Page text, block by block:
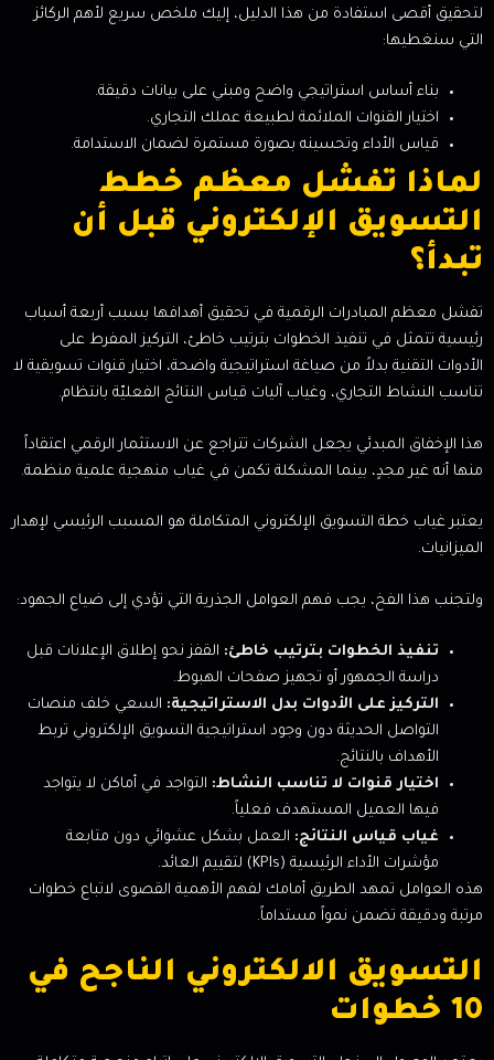
لتحقيق أقصى استفادة من هذا الدليل، إليك ملخص سريع لأهم الركائز
التي سنغطيها:
بناء أساس استراتيجي واضح ومبني على بيانات دقيقة.
اختيار القنوات الملائمة لطبيعة عملك التجاري.
قياس الأداء وتحسينه بصورة مستمرة لضمان الاستدامة.
لماذا تفشل معظم خطط
التسويق الإلكتروني قبل أن
تبدأ؟
تفشل معظم المبادرات الرقمية في تحقيق أهدافها بسبب أربعة أسباب
رئيسية تتمثل في تنفيذ الخطوات بترتيب خاطئ، التركيز المفرط على
الأدوات التقنية بدلاً من صياغة استراتيجية واضحة، اختيار قنوات تسويقية لا
تناسب النشاط التجاري، وغياب آليات قياس النتائج الفعليّة بانتظام.
هذا الإخفاق المبدئي يجعل الشركات تتراجع عن الاستثمار الرقمي اعتقاداً
منها أنه غير مجدٍ، بينما المشكلة تكمن في غياب منهجية علمية منظمة.
يعتبر غياب خطة التسويق الإلكتروني المتكاملة هو المسبب الرئيسي لإهدار
الميزانيات.
ولتجنب هذا الفخ، يجب فهم العوامل الجذرية التي تؤدي إلى ضياع الجهود:
تنفيذ الخطوات بترتيب خاطئ: القفز نحو إطلاق الإعلانات قبل
دراسة الجمهور أو تجهيز صفحات الهبوط.
التركيز على الأدوات بدل الاستراتيجية: السعي خلف منصات
التواصل الحديثة دون وجود استراتيجية التسويق الإلكتروني تربط
الأهداف بالنتائج.
اختيار قنوات لا تناسب النشاط: التواجد في أماكن لا يتواجد
فيها العميل المستهدف فعلياً.
غياب قياس النتائج: العمل بشكل عشوائي دون متابعة
مؤشرات الأداء الرئيسية (KPIs) لتقييم العائد.
هذه العوامل تمهد الطريق أمامك لفهم الأهمية القصوى لاتباع خطوات
مرتبة ودقيقة تضمن نمواً مستداماً.
التسويق الالكتروني الناجح في
10 خطوات